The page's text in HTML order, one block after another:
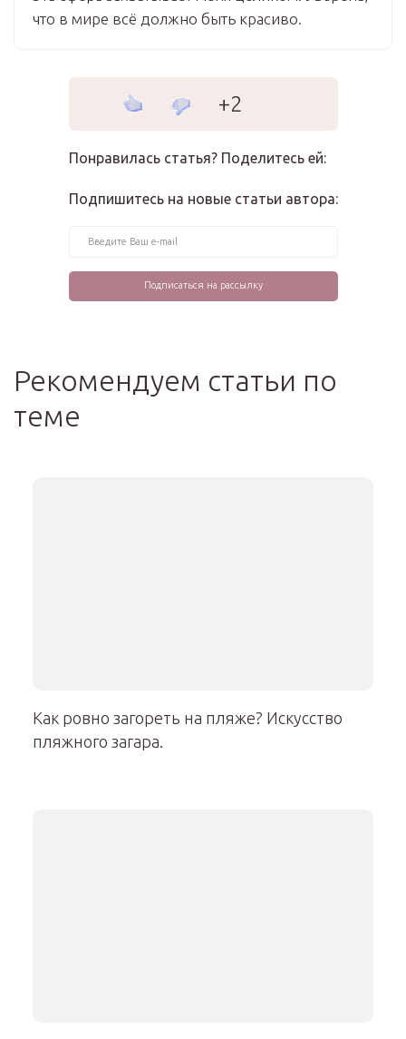
что в мире всё должно быть красиво.
+2
Понравилась статья? Поделитесь ей:
Подпишитесь на новые статьи автора:
Рекомендуем статьи по
теме
Как ровно загореть на пляже? Искусство
пляжного загара.